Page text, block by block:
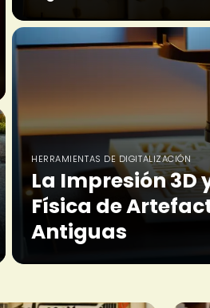
HERRAMIENTAS DE DIGITALIZACIÓN
La Impresión 3D
Física de
Antiguas